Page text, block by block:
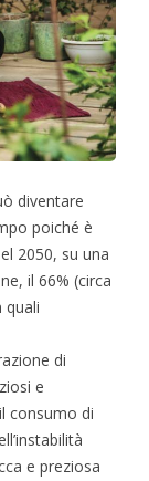
diventare
poiché è
2050, su una
il 66% (circa
quali
di
e
consumo di
e preziosa